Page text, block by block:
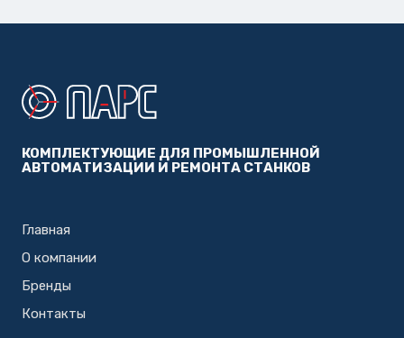
КОМПЛЕКТУЮЩИЕ ДЛЯ ПРОМЫШЛЕННОЙ
АВТОМАТИЗАЦИИ И РЕМОНТА СТАНКОВ
Главная
О компании
Бренды
Контакты